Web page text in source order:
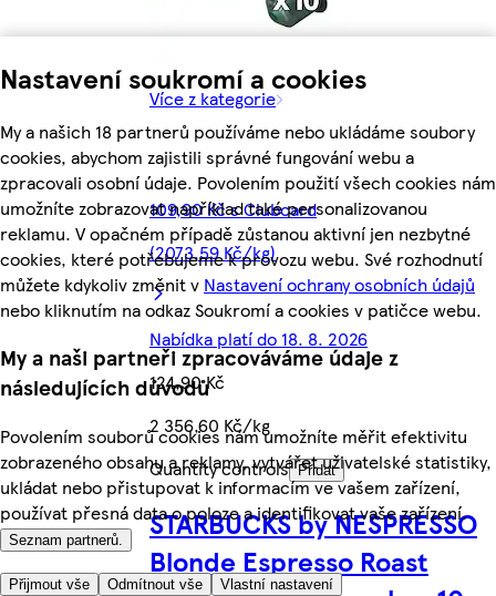
Nastavení soukromí a cookies
My a našich 18 partnerů používáme nebo ukládáme soubory
cookies, abychom zajistili správné fungování webu a
zpracovali osobní údaje. Povolením použití všech cookies nám
umožníte zobrazovat například také personalizovanou
reklamu. V opačném případě zůstanou aktivní jen nezbytné
cookies, které potřebujeme k provozu webu. Své rozhodnutí
můžete kdykoliv změnit v Nastavení ochrany osobních údajů
nebo kliknutím na odkaz Soukromí a cookies v patičce webu.
My a naši partneři zpracováváme údaje z
následujících důvodů
Povolením souborů cookies nám umožníte měřit efektivitu
zobrazeného obsahu a reklamy, vytvářet uživatelské statistiky,
ukládat nebo přistupovat k informacím ve vašem zařízení,
používat přesná data o poloze a identifikovat vaše zařízení.
Seznam partnerů.
Přijmout vše Odmítnout vše Vlastní nastavení
Více z kategorie
109,90 Kč s Clubcard
(2073,59 Kč/kg)
Nabídka platí do 18. 8. 2026
124,90 Kč
2 356,60 Kč/kg
Quantity controls
Přidat
STARBUCKS by NESPRESSO
Blonde Espresso Roast